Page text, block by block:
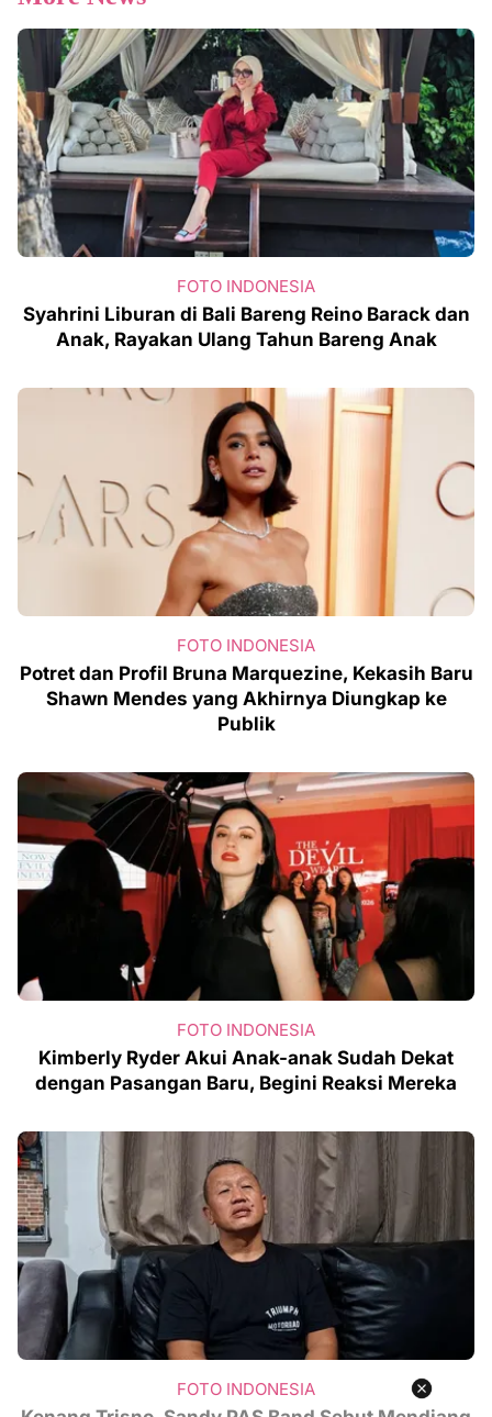
FOTO INDONESIA
Syahrini Liburan di Bali Bareng Reino Barack dan
Anak, Rayakan Ulang Tahun Bareng Anak
FOTO INDONESIA
Potret dan Profil Bruna Marquezine, Kekasih Baru
Shawn Mendes yang Akhirnya Diungkap ke
Publik
FOTO INDONESIA
Kimberly Ryder Akui Anak-anak Sudah Dekat
dengan Pasangan Baru, Begini Reaksi Mereka
FOTO INDONESIA